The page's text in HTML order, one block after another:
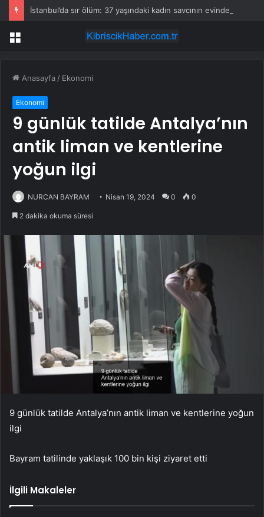
Menü
Anasayfa / Ekonomi
Ekonomi
9 günlük tatilde Antalya’nın
antik liman ve kentlerine
yoğun ilgi
NURCAN BAYRAM Nisan 19, 2024 0 0
2 dakika okuma süresi
9 günlük tatilde Antalya’nın antik liman ve kentlerine yoğun
ilgi
Bayram tatilinde yaklaşık 100 bin kişi ziyaret etti
İlgili Makaleler